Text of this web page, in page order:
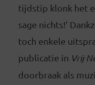
tijdstip klonk het
sage nichts!’
toch enkele
publicatie in Vrij
doorbraak als